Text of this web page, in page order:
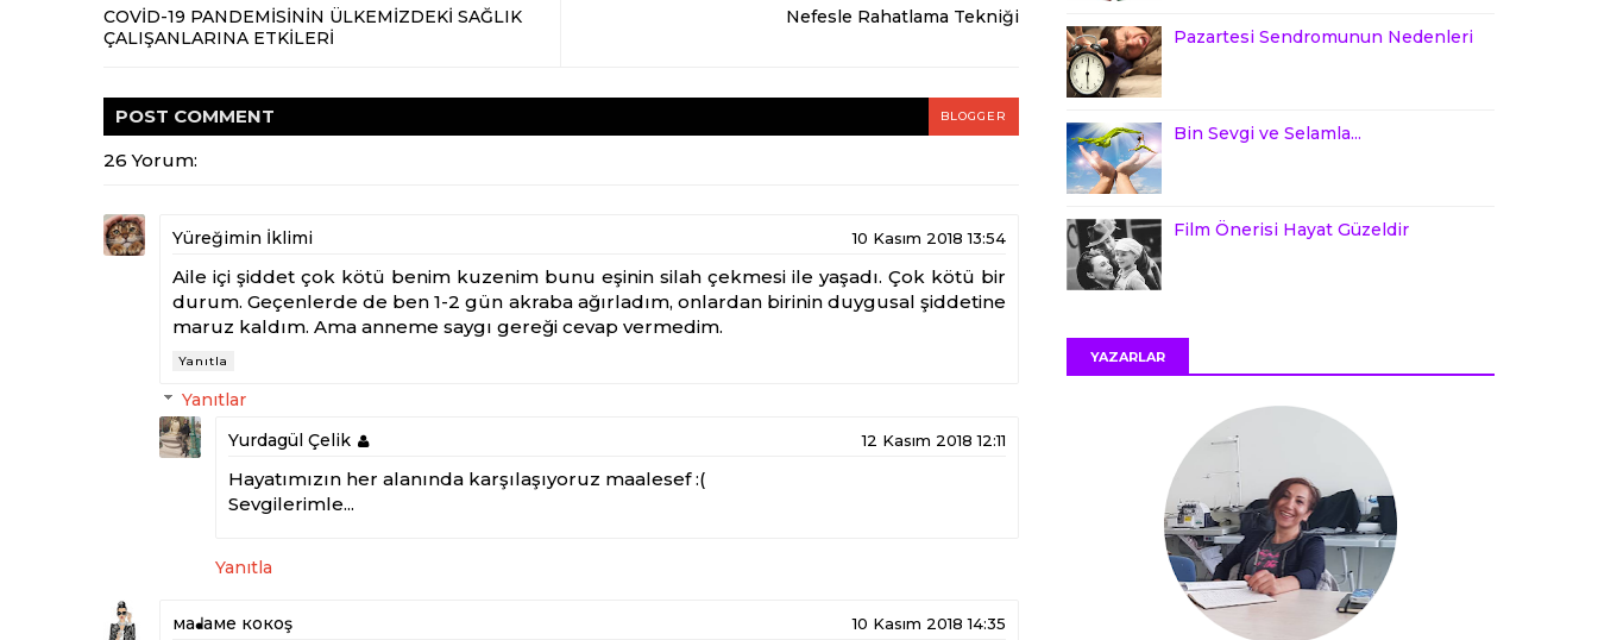
Nefesle Rahatlama Tekniği
COVİD-19 PANDEMİSİNİN ÜLKEMİZDEKİ SAĞLIK
ÇALIŞANLARINA ETKİLERİ
POST COMMENT BLOGGER
26 Yorum:
Yüreğimin İklimi 10 Kasım 2018 13:54
Aile içi şiddet çok kötü benim kuzenim bunu eşinin silah çekmesi ile yaşadı. Çok kötü bir
durum. Geçenlerde de ben 1-2 gün akraba ağırladım, onlardan birinin duygusal şiddetine
maruz kaldım. Ama anneme saygı gereği cevap vermedim.
Yanıtla
Yanıtlar
Yurdagül Çelik
12 Kasım 2018 12:11
Hayatımızın her alanında karşılaşıyoruz maalesef :(
Sevgilerimle...
Yanıtla
мaᖱaмe кoкoş 10 Kasım 2018 14:35
Pazartesi Sendromunun Nedenleri
Bin Sevgi ve Selamla...
Film Önerisi Hayat Güzeldir
YAZARLAR